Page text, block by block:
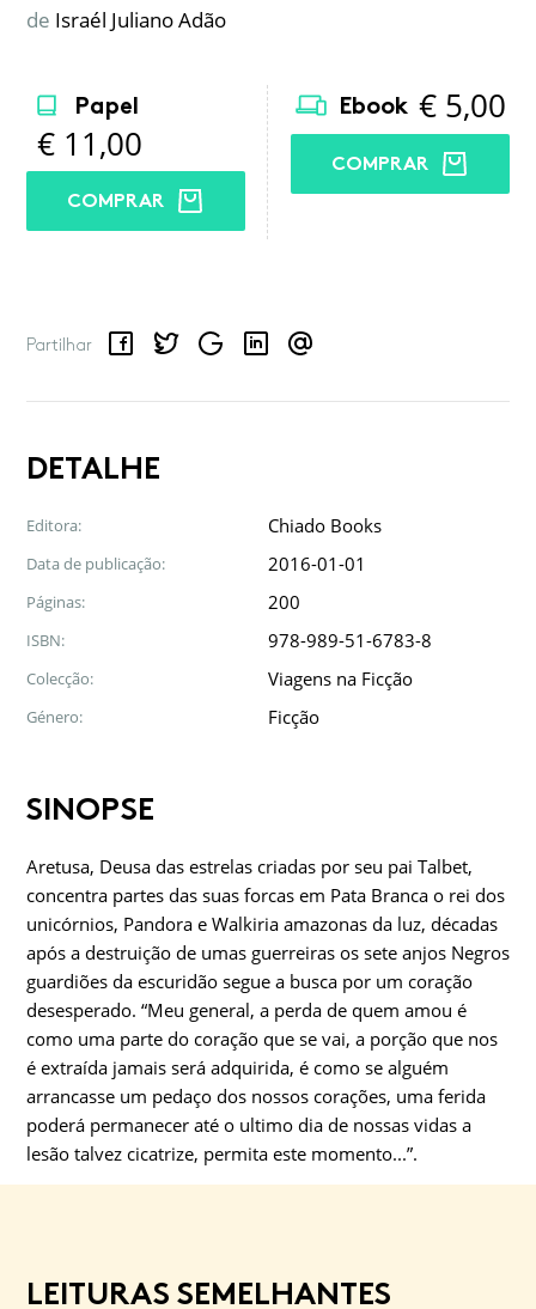
de Israél Juliano Adão
Papel
€ 11,00
COMPRAR
Ebook € 5,00
COMPRAR
Partilhar
FacebookTwitterGoogle LinkedInEmail
DETALHE
Editora: Chiado Books
Data de publicação: 2016-01-01
Páginas: 200
ISBN: 978-989-51-6783-8
Colecção: Viagens na Ficção
Género: Ficção
SINOPSE
Aretusa, Deusa das estrelas criadas por seu pai Talbet,
concentra partes das suas forcas em Pata Branca o rei dos
unicórnios, Pandora e Walkiria amazonas da luz, décadas
após a destruição de umas guerreiras os sete anjos Negros
guardiões da escuridão segue a busca por um coração
desesperado. “Meu general, a perda de quem amou é
como uma parte do coração que se vai, a porção que nos
é extraída jamais será adquirida, é como se alguém
arrancasse um pedaço dos nossos corações, uma ferida
poderá permanecer até o ultimo dia de nossas vidas a
lesão talvez cicatrize, permita este momento...”.
LEITURAS SEMELHANTES